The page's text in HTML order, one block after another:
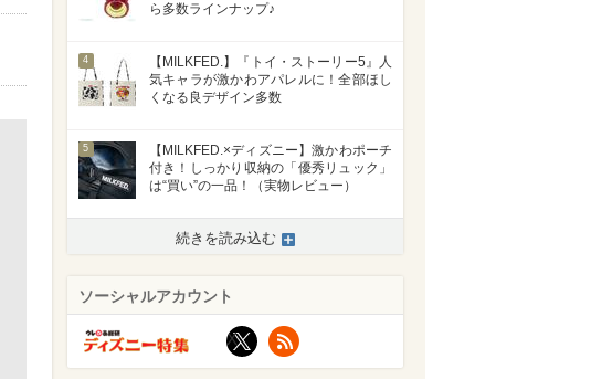
ら多数ラインナップ♪
4
【MILKFED.】『トイ・ストーリー5』人
気キャラが激かわアパレルに！全部ほし
くなる良デザイン多数
5
【MILKFED.×ディズニー】激かわポーチ
付き！しっかり収納の「優秀リュック」
は“買い”の一品！（実物レビュー）
続きを読み込む
ソーシャルアカウント
X